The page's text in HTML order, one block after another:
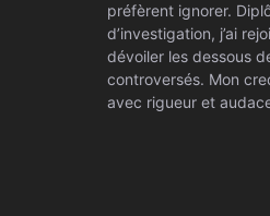
préfèrent ignorer.
d’investigation, j’ai
dévoiler les dessous
controversés. Mon
avec rigueur et